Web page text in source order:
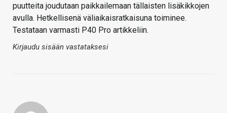
puutteita joudutaan paikkailemaan tällaisten lisäkikkojen
avulla. Hetkellisenä väliaikaisratkaisuna toiminee.
Testataan varmasti P40 Pro artikkeliin.
Kirjaudu sisään vastataksesi